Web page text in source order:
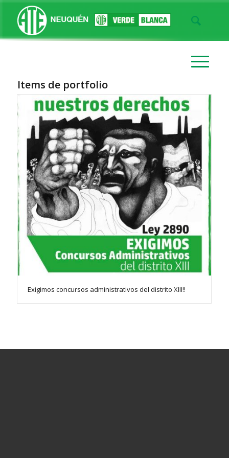
Items de portfolio
Exigimos concursos administrativos del distrito XIII!!